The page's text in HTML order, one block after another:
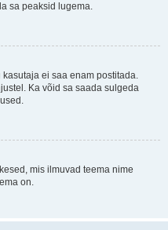
sa peaksid lugema.
ei saa enam postitada.
Ka võid sa saada sulgeda
mis ilmuvad teema nime
on.